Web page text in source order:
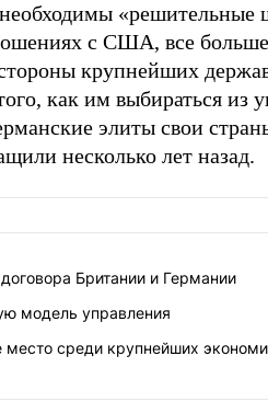
«решительные
с США, все
крупнейших
как им выбираться из
элиты свои
несколько лет назад.
Британии и Германии
модель управления
место среди крупнейших